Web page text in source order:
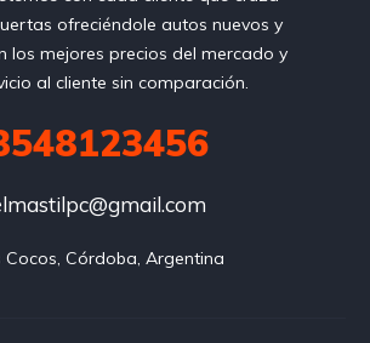
ofreciéndole autos nuevos y
los mejores precios del mercado y
al cliente sin comparación.
Cocos, Córdoba, Argentina